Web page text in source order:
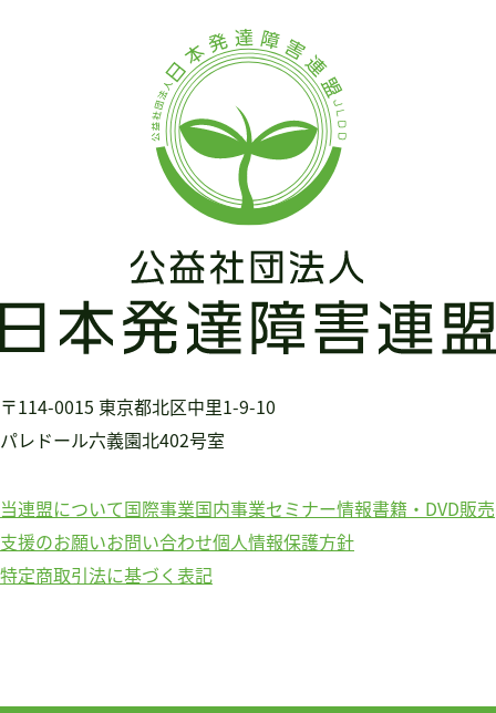
〒114-0015 東京都北区中里1-9-10
パレドール六義園北402号室
当連盟について国際事業国内事業セミナー情報書籍・DVD販売
支援のお願いお問い合わせ個人情報保護方針
特定商取引法に基づく表記